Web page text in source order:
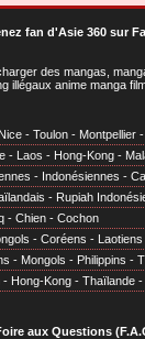
fan d'Asie 360 sur
des mangas,
anime manga
Nice - Toulon - Montpellier -
- Laos - Hong-Kong -
- Indonésiennes -
- Rupiah
- Chien - Cochon
- Coréens - Laotiens
- Mongols - Philippins -
- Hong-Kong - Thaïlande -
aux Questions